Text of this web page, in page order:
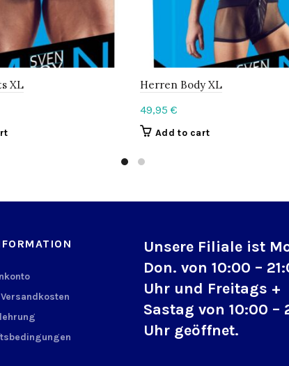
XL
Herren Body XL
49,95 €
Add to cart
Unsere Filiale ist
Don. von 10:00 –
Uhr und Freitags +
Sastag von 10:00 –
Uhr geöffnet.